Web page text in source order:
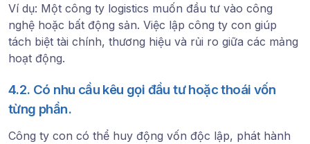
Ví dụ: Một công ty logistics muốn đầu tư vào công
nghệ hoặc bất động sản. Việc lập công ty con giúp
tách biệt tài chính, thương hiệu và rủi ro giữa các mảng
hoạt động.
4.2. Có nhu cầu kêu gọi đầu tư hoặc thoái vốn
từng phần.
Công ty con có thể huy động vốn độc lập, phát hành